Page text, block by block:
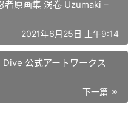
者原画集 涡卷 Uzumaki –
2021年6月25日 上午9:14
公式アートワークス
下一篇